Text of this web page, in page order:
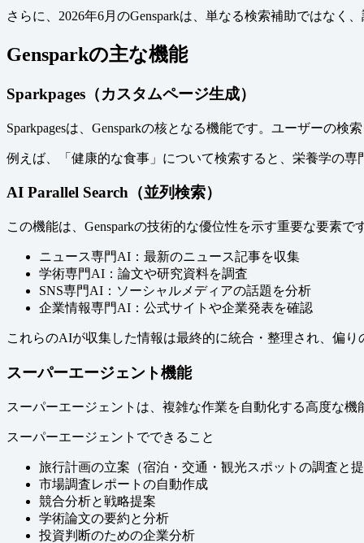
さらに、2026年6月のGensparkは、単なる検索補助ではな
Gensparkの主な機能
Sparkpages（カスタムページ生成）
Sparkpagesは、Gensparkの核となる機能です。ユーザーの
例えば、「健康的な食事」について検索すると、栄養学の
AI Parallel Search（並列検索）
この機能は、Gensparkの技術的な優位性を示す重要な要素
ニュース専門AI：最新のニュース記事を収集
学術専門AI：論文や研究資料を調査
SNS専門AI：ソーシャルメディアの話題を分析
企業情報専門AI：公式サイトや企業発表を確認
これらのAIが収集した情報は最終的に統合・整理され、偏
スーパーエージェント機能
スーパーエージェントは、複雑な作業を自動化する高度な
スーパーエージェントでできること
旅行計画の立案（宿泊・交通・観光スポットの調査と
市場調査レポートの自動作成
競合分析と戦略提案
学術論文の要約と分析
投資判断のための企業分析